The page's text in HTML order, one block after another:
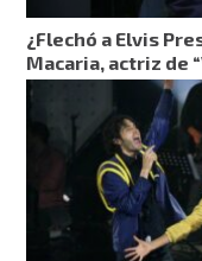
¿Flechó a Elvis
Macaria, actriz de